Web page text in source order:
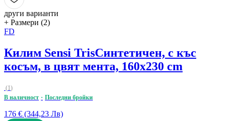
други варианти
+ Размери (2)
FD
Килим Sensi TrisСинтетичен, с къс
косъм, в цвят мента, 160x230 cm
(1)
В наличност
Последни бройки
176 € (344,23 Лв)